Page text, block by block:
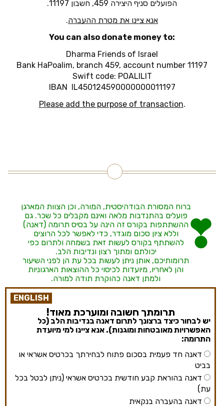
הפועלים סניף היצירה 459, חשבון 11197.
אנא ציינו את מטרת ההעברה.
You can also donate money to:
Dharma Friends of Israel
Bank HaPoalim, branch 459, account number 11197
Swift code: POALILIT
IBAN IL450124590000000011197
Please add the purpose of transaction.
ברוח המסורת הבודהיסטית, המורה, וכן הצוות המארגן
פועלים בהתנדבות מלאה ואינם מקבלים כל שכר. גם
ההשתתפות בקורס זה הינה על בסיס תרומה (דאנה)
וללא ציון סכום מוגדר, כדי לאפשר לכל הרוצים
להשתתף בקורס לעשות זאת בשמחה ולתרום כפי
יכולתם ומתוך רצון ונדיבות הלב.
תרומותיכם, אותן ניתן לעשות בכל עת הן לפני השיעור
והן לאחריו, מיועדות לכיסוי כל ההוצאות הארגוניות
ולמתן דאנה כהוקרת תודה למורה.
ENGLISH
תרומתך חשובה ומוערכת מאוד!
יש לבחור כיצד ברצונך לתרום דאנה בנדיבות הלב (כל
האפשרויות מאובטחות ומוגנות). אנא ציינו למי מיועדת
התרומה:
דאנה חד פעמית בסכום פתוח לבחירתך בכרטיס אשראי או
בביט
דאנה בהוראת קבע חודשית בכרטיס אשראי (ניתן לבטל בכל
עת)
דאנה בהעברה בנקאית